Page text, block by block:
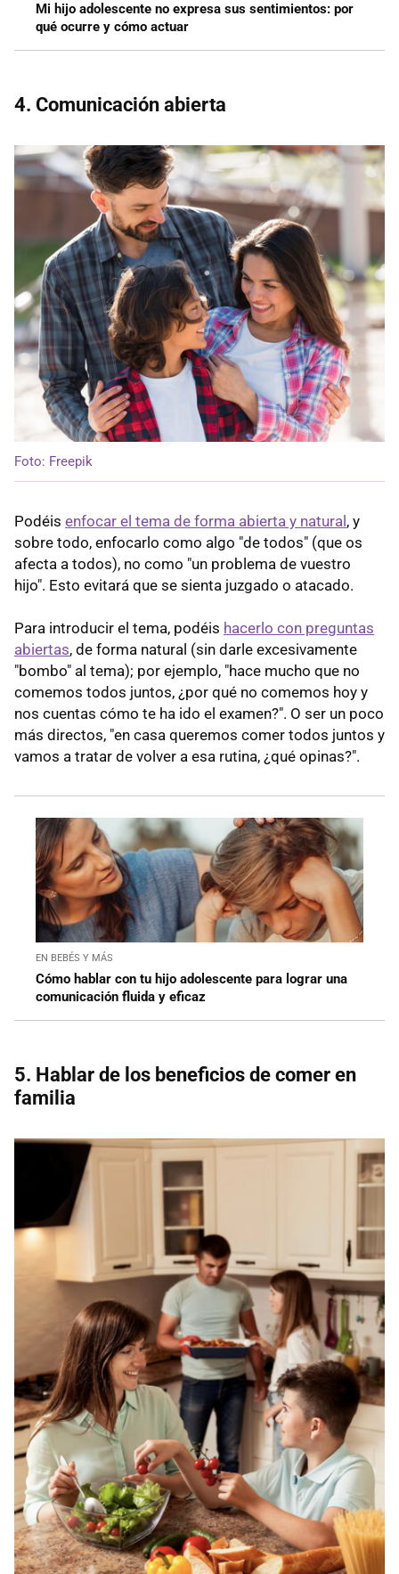
Mi hijo adolescente no expresa sus sentimientos: por
qué ocurre y cómo actuar
4. Comunicación abierta
Foto: Freepik
Podéis enfocar el tema de forma abierta y natural, y
sobre todo, enfocarlo como algo "de todos" (que os
afecta a todos), no como "un problema de vuestro
hijo". Esto evitará que se sienta juzgado o atacado.
Para introducir el tema, podéis hacerlo con preguntas
abiertas, de forma natural (sin darle excesivamente
"bombo" al tema); por ejemplo, "hace mucho que no
comemos todos juntos, ¿por qué no comemos hoy y
nos cuentas cómo te ha ido el examen?". O ser un poco
más directos, "en casa queremos comer todos juntos y
vamos a tratar de volver a esa rutina, ¿qué opinas?".
EN BEBÉS Y MÁS
Cómo hablar con tu hijo adolescente para lograr una
comunicación fluida y eficaz
5. Hablar de los beneficios de comer en
familia